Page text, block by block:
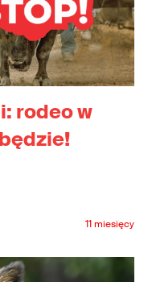
rodeo w
11 miesięcy